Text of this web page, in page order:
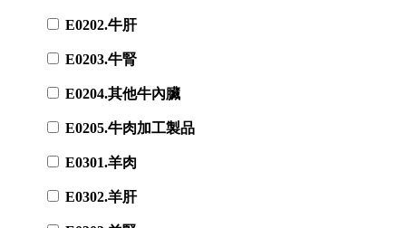
E0202.牛肝
E0203.牛腎
E0204.其他牛內臟
E0205.牛肉加工製品
E0301.羊肉
E0302.羊肝